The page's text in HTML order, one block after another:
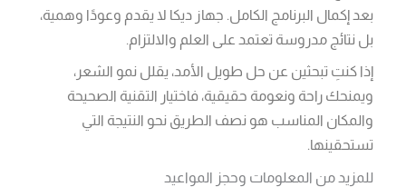
بعد إكمال البرنامج الكامل. جهاز ديكا لا يقدم وعودًا وهمية،
بل نتائج مدروسة تعتمد على العلم والالتزام.
إذا كنتِ تبحثين عن حل طويل الأمد، يقلل نمو الشعر،
ويمنحك راحة ونعومة حقيقية، فاختيار التقنية الصحيحة
والمكان المناسب هو نصف الطريق نحو النتيجة التي
تستحقينها.
للمزيد من المعلومات وحجز المواعيد